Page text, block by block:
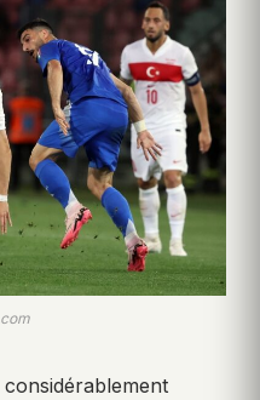
considérablement